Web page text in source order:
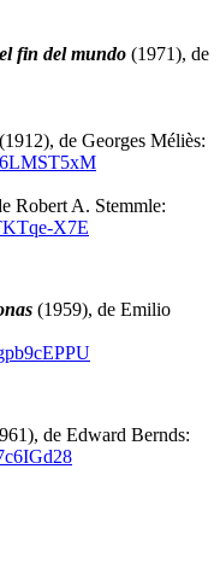
fin del mundo (1971), de
(1912), de Georges Méliès:
Robert A. Stemmle:
X7E
(1959), de Emilio
de Edward Bernds: